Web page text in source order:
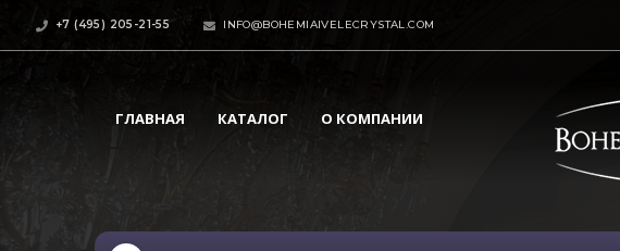
+7 (495) 205-21-55 INFO@BOHEMIAIVELECRYSTAL.COM
ГЛАВНАЯ КАТАЛОГ О КОМПАНИИ